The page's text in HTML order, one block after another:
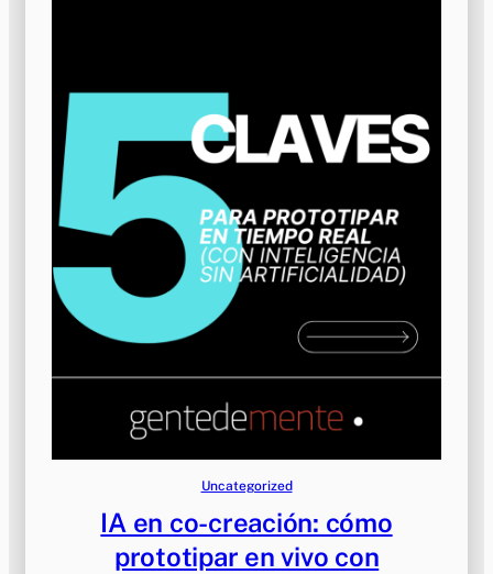
Uncategorized
IA en co-creación: cómo
prototipar en vivo con